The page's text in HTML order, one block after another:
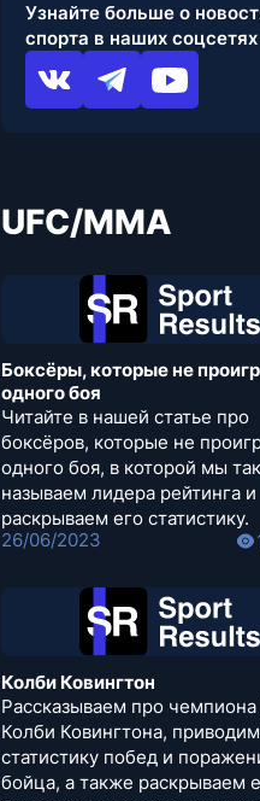
Узнайте больше о
спорта в наших соцсетях
UFC/MMA
Боксёры, которые не
одного боя
Читайте в нашей статье про
боксёров, которые не
одного боя, в которой мы
называем лидера рейтинга и
раскрываем его статистику.
26/06/2023
Колби Ковингтон
Рассказываем про чемпиона
Колби Ковингтона, приводим
статистику побед и
бойца, а также раскрываем